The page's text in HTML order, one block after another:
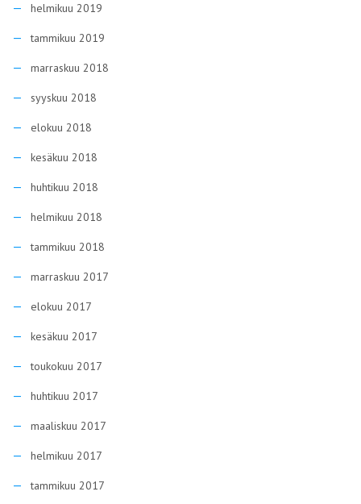
helmikuu 2019
tammikuu 2019
marraskuu 2018
syyskuu 2018
elokuu 2018
kesäkuu 2018
huhtikuu 2018
helmikuu 2018
tammikuu 2018
marraskuu 2017
elokuu 2017
kesäkuu 2017
toukokuu 2017
huhtikuu 2017
maaliskuu 2017
helmikuu 2017
tammikuu 2017